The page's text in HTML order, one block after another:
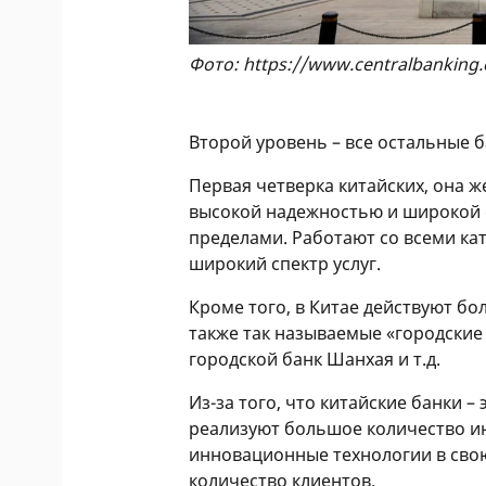
Фото: https://
Второй уровень – все остальные
Первая четверка китайских, она
высокой надежностью и широкой
пределами. Работают со всеми
широкий спектр услуг.
Кроме того, в Китае действуют
также так называемые
городской банк Шанхая и т.д.
Из-за того, что китайские банки
реализуют большое количество
инновационные технологии в
количество клиентов.